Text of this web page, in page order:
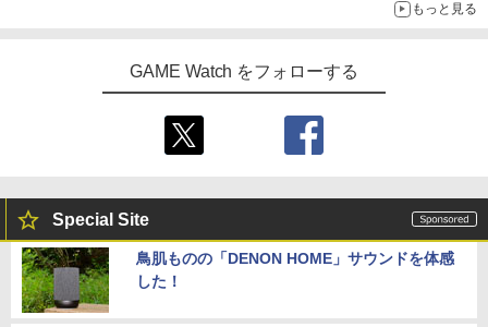
もっと見る
GAME Watch をフォローする
Special Site
鳥肌ものの「DENON HOME」サウンドを体感
した！